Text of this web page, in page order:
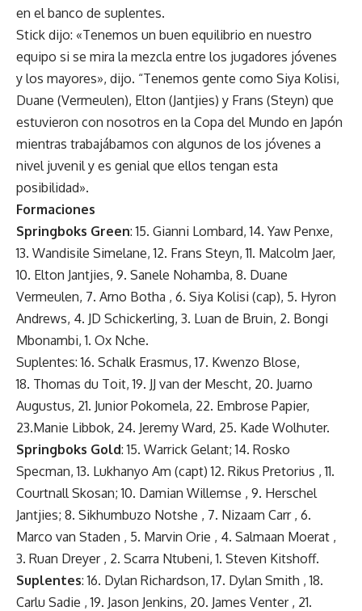
en el banco de suplentes.
Stick dijo: «Tenemos un buen equilibrio en nuestro
equipo si se mira la mezcla entre los jugadores jóvenes
y los mayores», dijo. “Tenemos gente como Siya Kolisi,
Duane (Vermeulen), Elton (Jantjies) y Frans (Steyn) que
estuvieron con nosotros en la Copa del Mundo en Japón
mientras trabajábamos con algunos de los jóvenes a
nivel juvenil y es genial que ellos tengan esta
posibilidad».
Formaciones
Springboks Green:15. Gianni Lombard, 14. Yaw Penxe,
13. Wandisile Simelane, 12. Frans Steyn, 11. Malcolm Jaer,
10. Elton Jantjies, 9. Sanele Nohamba, 8. Duane
Vermeulen, 7. Arno Botha , 6. Siya Kolisi (cap), 5. Hyron
Andrews, 4. JD Schickerling, 3. Luan de Bruin, 2. Bongi
Mbonambi, 1. Ox Nche.
Suplentes: 16. Schalk Erasmus, 17. Kwenzo Blose,
18. Thomas du Toit, 19. JJ van der Mescht, 20. Juarno
Augustus, 21. Junior Pokomela, 22. Embrose Papier,
23.Manie Libbok, 24. Jeremy Ward, 25. Kade Wolhuter.
Springboks Gold: 15. Warrick Gelant; 14. Rosko
Specman, 13. Lukhanyo Am (capt) 12. Rikus Pretorius , 11.
Courtnall Skosan; 10. Damian Willemse , 9. Herschel
Jantjies; 8. Sikhumbuzo Notshe , 7. Nizaam Carr , 6.
Marco van Staden , 5. Marvin Orie , 4. Salmaan Moerat ,
3. Ruan Dreyer , 2. Scarra Ntubeni, 1. Steven Kitshoff.
Suplentes: 16. Dylan Richardson, 17. Dylan Smith , 18.
Carlu Sadie , 19. Jason Jenkins, 20. James Venter , 21.